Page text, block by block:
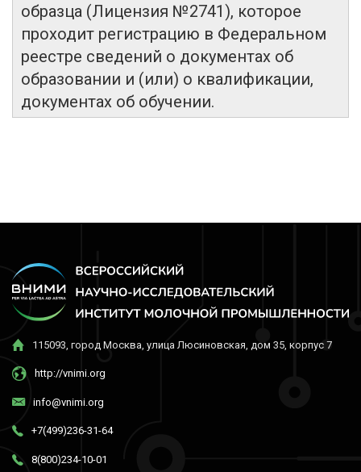
образца (Лицензия №2741), которое
проходит регистрацию в Федеральном
реестре сведений о документах об
образовании и (или) о квалификации,
документах об обучении.
115093, город Москва, улица Люсиновская, дом 35, корпус 7
http://vnimi.org
info@vnimi.org
+7(499)236-31-64
8(800)234-10-01